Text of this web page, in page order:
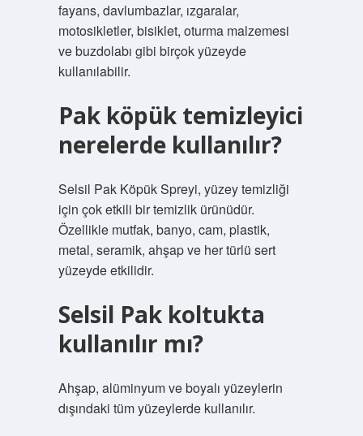
fayans, davlumbazlar, ızgaralar,
motosikletler, bisiklet, oturma malzemesi
ve buzdolabı gibi birçok yüzeyde
kullanılabilir.
Pak köpük temizleyici
nerelerde kullanılır?
Selsil Pak Köpük Spreyi, yüzey temizliği
için çok etkili bir temizlik ürünüdür.
Özellikle mutfak, banyo, cam, plastik,
metal, seramik, ahşap ve her türlü sert
yüzeyde etkilidir.
Selsil Pak koltukta
kullanılır mı?
Ahşap, alüminyum ve boyalı yüzeylerin
dışındaki tüm yüzeylerde kullanılır.